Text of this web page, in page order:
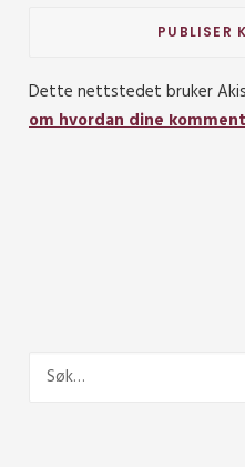
Dette nettstedet bruker
om hvordan dine